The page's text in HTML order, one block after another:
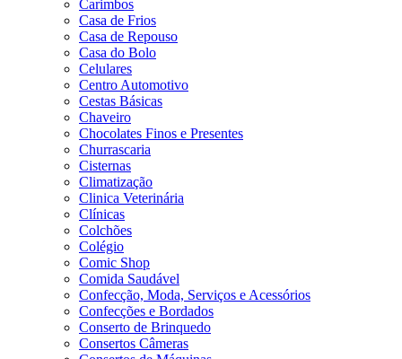
Carimbos
Casa de Frios
Casa de Repouso
Casa do Bolo
Celulares
Centro Automotivo
Cestas Básicas
Chaveiro
Chocolates Finos e Presentes
Churrascaria
Cisternas
Climatização
Clinica Veterinária
Clínicas
Colchões
Colégio
Comic Shop
Comida Saudável
Confecção, Moda, Serviços e Acessórios
Confecções e Bordados
Conserto de Brinquedo
Consertos Câmeras